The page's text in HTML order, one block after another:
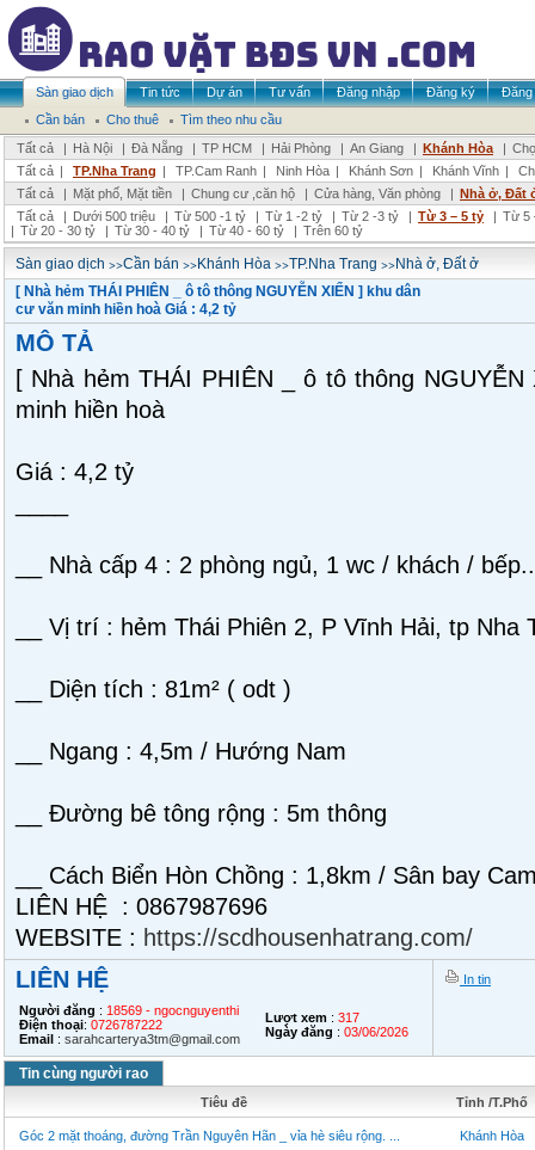
Sàn giao dịch Tin tức Dự án Tư vấn Đăng nhập Đăng ký
Đăng
Cần bán
Cho thuê
Tìm theo nhu cầu
Tất cả
| Hà Nội | Đà Nẵng | TP HCM | Hải Phòng | An Giang | Khánh Hòa |
Tất cả | TP.Nha Trang | TP.Cam Ranh | Ninh Hòa | Khánh Sơn | Khánh Vĩnh |
Tất cả
| Mặt phố, Mặt tiền | Chung cư ,căn hộ | Cửa hàng, Văn phòng | Nhà ở, Đất
Tất cả
| Dưới 500 triệu | Từ 500 -1 tỷ | Từ 1 -2 tỷ | Từ 2 -3 tỷ | Từ 3 – 5 tỷ | Từ 5
| Từ 20 - 30 tỷ | Từ 30 - 40 tỷ | Từ 40 - 60 tỷ | Trên 60 tỷ
Sàn giao dịch >>Cần bán >>Khánh Hòa >>TP.Nha Trang >>Nhà ở, Đất ở
[ Nhà hẻm THÁI PHIÊN _ ô tô thông NGUYỄN XIỂN ] khu dân
cư văn minh hiền hoà Giá : 4,2 tỷ
MÔ TẢ
[ Nhà hẻm THÁI PHIÊN _ ô tô thông
minh hiền hoà
Giá : 4,2 tỷ
__ Nhà cấp 4 : 2 phòng ngủ, 1 wc / khách /
__ Vị trí : hẻm Thái Phiên 2, P Vĩnh Hải, tp Nha
__ Diện tích : 81m² ( odt )
__ Ngang : 4,5m / Hướng Nam
__ Đường bê tông rộng : 5m thông
__ Cách Biển Hòn Chồng : 1,8km / Sân bay
LIÊN HỆ : 0867987696
WEBSITE : https://scdhousenhatrang.com/
LIÊN HỆ
Người đăng : 18569 - ngocnguyenthi
Điện thoại: 0726787222
Email : sarahcarterya3tm@gmail.com
Lượt xem : 317
Ngày đăng : 03/06/2026
In tin
Tin cùng người rao
Tiêu đề Tỉnh /T.Phố
Góc 2 mặt thoáng, đường Trần Nguyên Hãn _ vỉa hè siêu rộng. ... Khánh Hòa